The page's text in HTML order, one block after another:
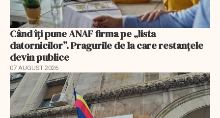
Când îți pune ANAF firma pe „lista
datornicilor”. Pragurile de la care restanțele
devin publice
07 AUGUST 2026